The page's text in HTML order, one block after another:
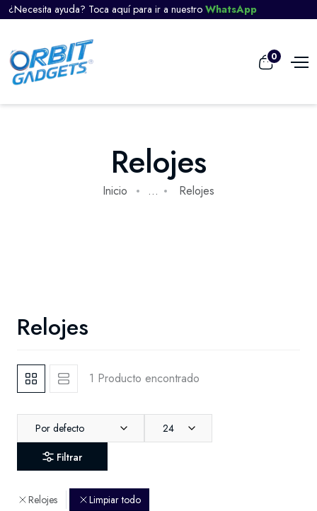
¿Necesita ayuda? Toca aquí para ir a nuestro WhatsApp
0
Relojes
Inicio ... Relojes
Relojes
1 Producto encontrado
Por defecto 24
Filtrar
Relojes Limpiar todo